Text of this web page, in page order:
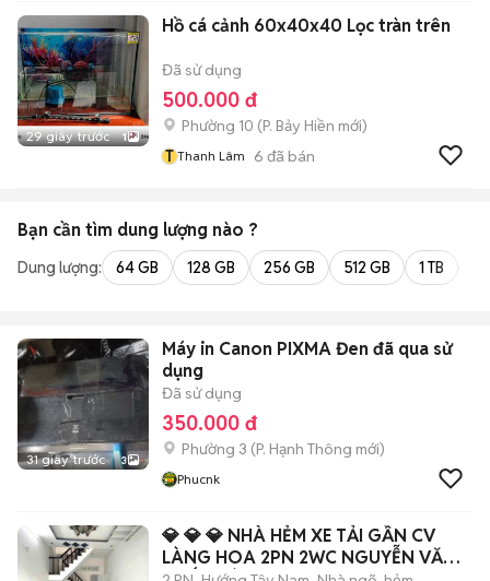
29 giây trước 1
Hồ cá cảnh 60x40x40 Lọc tràn trên
Đã sử dụng
500.000 đ
Phường 10 (P. Bảy Hiền mới)
T Thanh Lâm 6 đã bán
Bạn cần tìm dung lượng nào ?
Dung lượng: 64 GB 128 GB 256 GB 512 GB 1 TB
31 giây trước 3
Máy in Canon PIXMA Đen đã qua sử
dụng
Đã sử dụng
350.000 đ
Phường 3 (P. Hạnh Thông mới)
Phucnk
💎 💎 💎 NHÀ HẺM XE TẢI GẦN CV
LÀNG HOA 2PN 2WC NGUYỄN VĂN